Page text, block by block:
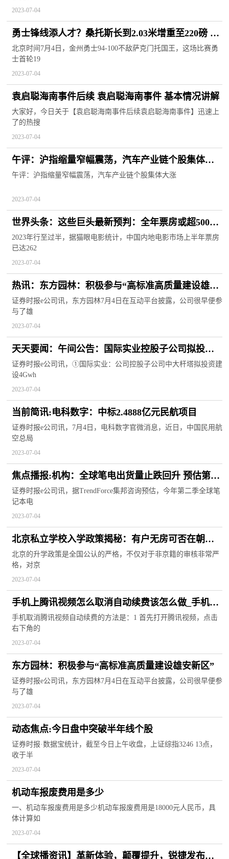
2023-07-04
勇士锋线添人才？桑托斯长到2.03米增重至220磅 更
衣室衣橱已曝光
北京时间7月4日，金州勇士94-100不敌萨克门托国王，这场比赛勇
士首轮19
2023-07-04
袁启聪海南事件后续 袁启聪海南事件 基本情况讲解
大家好，今日关于【袁启聪海南事件后续袁启聪海南事件】迅速上
了的热搜
2023-07-04
午评：沪指缩量窄幅震荡，汽车产业链个股集体大
涨
午评：沪指缩量窄幅震荡，汽车产业链个股集体大涨
2023-07-04
世界头条：这些巨头最新预判：全年票房或超500
亿！未来2-3年将恢复至巅峰！
2023年行至过半，据猫眼电影统计，中国内地电影市场上半年票房
已达262
2023-07-04
热讯：东方园林：积极参与“高标准高质量建设雄安
新区”
证券时报e公司讯，东方园林7月4日在互动平台披露，公司很早便参
与了雄
2023-07-04
天天要闻：午间公告：国际实业控股子公司拟投建
磷酸铁锂储能电池PACK集成生产线项目
证券时报e公司讯，①国际实业：公司控股子公司中大杆塔拟投资建
设4Gwh
2023-07-04
当前简讯:电科数字：中标2.4888亿元民航项目
证券时报e公司讯，7月4日，电科数字官微消息，近日，中国民用航
空总局
2023-07-04
焦点播报:机构：全球笔电出货量止跌回升 预估第二
季将成长15.7%
证券时报e公司讯，据TrendForce集邦咨询预估，今年第二季全球笔
记本电
2023-07-04
北京私立学校入学政策揭秘：有户无房可否在朝阳
上学？
北京的升学政策是全国公认的严格，不仅对于非京籍的审核非常严
格，对京
2023-07-04
手机上腾讯视频怎么取消自动续费该怎么做_手机上
腾讯视频怎么取消自动续费
手机取消腾讯视频自动续费的方法是：1 首先打开腾讯视频，点击
右下角的
2023-07-04
东方园林：积极参与“高标准高质量建设雄安新区”
证券时报e公司讯，东方园林7月4日在互动平台披露，公司很早便参
与了雄
2023-07-04
动态焦点:今日盘中突破半年线个股
证券时报·数据宝统计，截至今日上午收盘，上证综指3246 13点，
收于半
2023-07-04
机动车报废费用是多少
一、机动车报废费用是多少机动车报废费用是18000元人民币，具
体计算如
2023-07-04
【全球播资讯】革新体验，颠覆提升，锐捷发布全